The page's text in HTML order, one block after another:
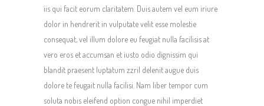
iis qui facit eorum claritatem. Duis autem vel eum iriure
dolor in hendrerit in vulputate velit esse molestie
consequat, vel illum dolore eu feugiat nulla facilisis at
vero eros et accumsan et iusto odio dignissim qui
blandit praesent luptatum zzril delenit augue duis
dolore te feugait nulla facilisi. Nam liber tempor cum
soluta nobis eleifend option congue nihil imperdiet